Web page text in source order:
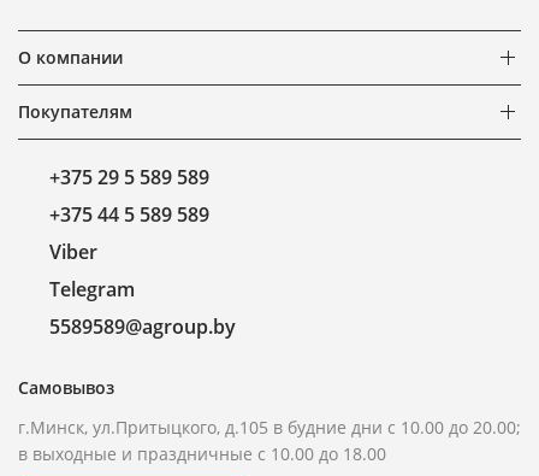
О компании
Покупателям
+375 29 5 589 589
+375 44 5 589 589
Viber
Telegram
5589589@agroup.by
Самовывоз
г.Минск, ул.Притыцкого, д.105 в будние дни с 10.00 до 20.00;
в выходные и праздничные с 10.00 до 18.00